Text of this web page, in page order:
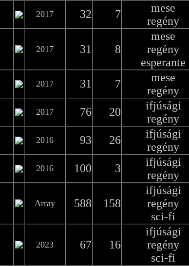
2017 32 7
mese
regény
2017 31 8
mese
regény
esperante
2017 31 7
mese
regény
2017 76 20
ifjúsági
regény
2016 93 26
ifjúsági
regény
2016 100 3
ifjúsági
regény
Array 588 158
ifjúsági
regény
sci-fi
2023 67 16
ifjúsági
regény
sci-fi